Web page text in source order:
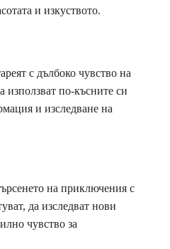
и изкуството.
с дълбоко чувство на
използват по-късните си
и изследване на
на приключения с
да изследват нови
чувство за